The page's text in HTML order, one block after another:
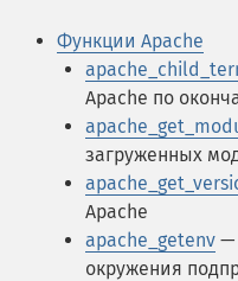
Функции Apache
Apache по
загруженных
Apache
apache_getenv —
окружения